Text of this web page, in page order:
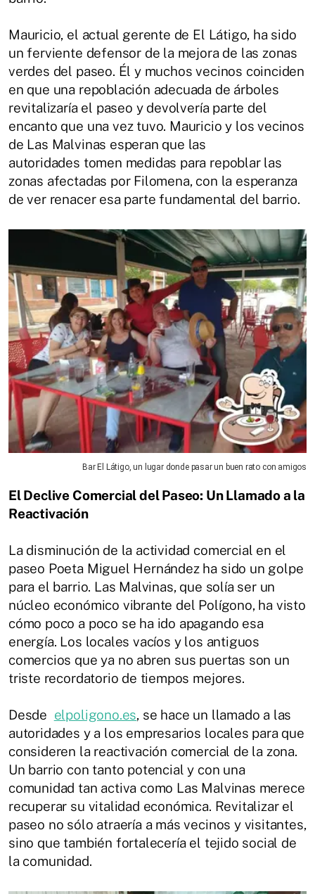
Mauricio, el actual gerente de El Látigo, ha sido
un ferviente defensor de la mejora de las zonas
verdes del paseo. Él y muchos vecinos coinciden
en que una repoblación adecuada de árboles
revitalizaría el paseo y devolvería parte del
encanto que una vez tuvo. Mauricio y los vecinos
de Las Malvinas esperan que las
autoridades tomen medidas para repoblar las
zonas afectadas por Filomena, con la esperanza
de ver renacer esa parte fundamental del barrio.
Bar El Látigo, un lugar donde pasar un buen rato con amigos
El Declive Comercial del Paseo: Un Llamado a la
Reactivación
La disminución de la actividad comercial en el
paseo Poeta Miguel Hernández ha sido un golpe
para el barrio. Las Malvinas, que solía ser un
núcleo económico vibrante del Polígono, ha visto
cómo poco a poco se ha ido apagando esa
energía. Los locales vacíos y los antiguos
comercios que ya no abren sus puertas son un
triste recordatorio de tiempos mejores.
Desde elpoligono.es, se hace un llamado a las
autoridades y a los empresarios locales para que
consideren la reactivación comercial de la zona.
Un barrio con tanto potencial y con una
comunidad tan activa como Las Malvinas merece
recuperar su vitalidad económica. Revitalizar el
paseo no sólo atraería a más vecinos y visitantes,
sino que también fortalecería el tejido social de
la comunidad.